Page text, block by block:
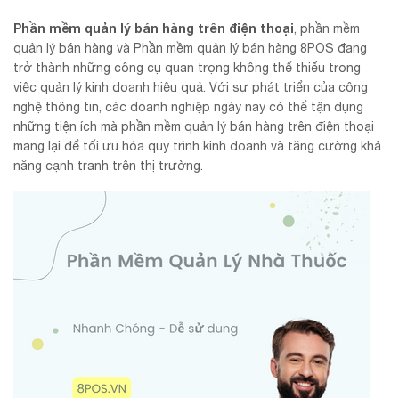
Phần mềm quản lý bán hàng trên điện thoại , phần mềm
quản lý bán hàng và Phần mềm quản lý bán hàng 8POS đang
trở thành những công cụ quan trọng không thể thiếu trong
việc quản lý kinh doanh hiệu quả. Với sự phát triển của công
nghệ thông tin, các doanh nghiệp ngày nay có thể tận dụng
những tiện ích mà phần mềm quản lý bán hàng trên điện thoại
mang lại để tối ưu hóa quy trình kinh doanh và tăng cường khả
năng cạnh tranh trên thị trường.